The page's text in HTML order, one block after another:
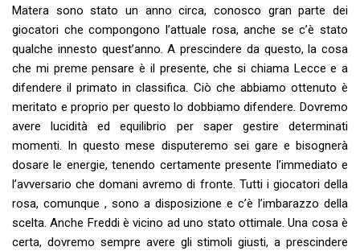
Matera sono stato un anno circa, conosco gran parte dei
giocatori che compongono l’attuale rosa, anche se c’è stato
qualche innesto quest’anno. A prescindere da questo, la cosa
che mi preme pensare è il presente, che si chiama Lecce e a
difendere il primato in classifica. Ciò che abbiamo ottenuto è
meritato e proprio per questo lo dobbiamo difendere. Dovremo
avere lucidità ed equilibrio per saper gestire determinati
momenti. In questo mese disputeremo sei gare e bisognerà
dosare le energie, tenendo certamente presente l’immediato e
l’avversario che domani avremo di fronte. Tutti i giocatori della
rosa, comunque , sono a disposizione e c’è l’imbarazzo della
scelta. Anche Freddi è vicino ad uno stato ottimale. Una cosa è
certa, dovremo sempre avere gli stimoli giusti, a prescindere